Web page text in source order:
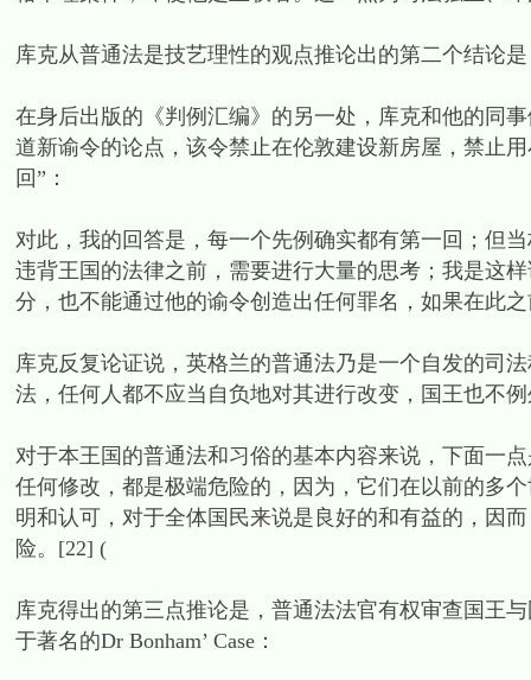
库克从普通法是技艺理性的观点推论出的第二个结论
在身后出版的《判例汇编》的另一处，库克和他的同
道新谕令的论点，该令禁止在伦敦建设新房屋，禁止
回”：
对此，我的回答是，每一个先例确实都有第一回；但
违背王国的法律之前，需要进行大量的思考；我是这
分，也不能通过他的谕令创造出任何罪名，如果在此
库克反复论证说，英格兰的普通法乃是一个自发的司
法，任何人都不应当自负地对其进行改变，国王也不
对于本王国的普通法和习俗的基本内容来说，下面一
任何修改，都是极端危险的，因为，它们在以前的多
明和认可，对于全体国民来说是良好的和有益的，因
险。[22] (
库克得出的第三点推论是，普通法法官有权审查国王
于著名的Dr Bonham’ Case：